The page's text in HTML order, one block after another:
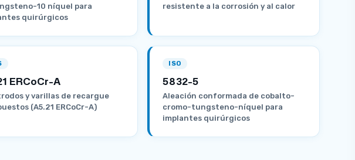
10 níquel para
quirúrgicos
resistente a la corrosión y al calor
ERCoCr-A
y varillas de recargue
(A5.21 ERCoCr-A)
ISO
5832-5
Aleación conformada de cobalto-
cromo-tungsteno-níquel para
implantes quirúrgicos